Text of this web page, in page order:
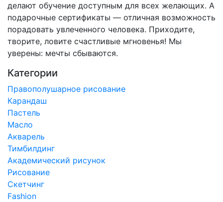
делают обучение доступным для всех желающих. А
подарочные сертификаты — отличная возможность
порадовать увлеченного человека. Приходите,
творите, ловите счастливые мгновенья! Мы
уверены: мечты сбываются.
Категории
Правополушарное рисование
Карандаш
Пастель
Масло
Акварель
Тимбилдинг
Академический рисунок
Рисование
Скетчинг
Fashion